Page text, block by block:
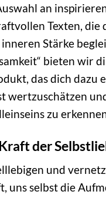
an
Texten, die
Stärke
bieten wir
das dich dazu
wertzuschätzen
zu
der
und
uns selbst die